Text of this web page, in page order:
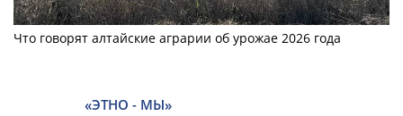
Что говорят алтайские аграрии об урожае 2026 года
«ЭТНО - МЫ»